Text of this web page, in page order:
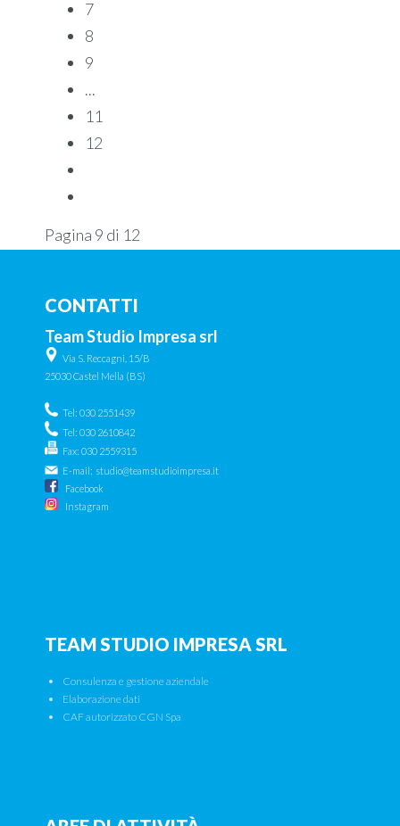
7
8
9
...
11
12
Pagina 9 di 12
CONTATTI
Team Studio Impresa srl
Via S. Reccagni, 15/B
25030 Castel Mella (BS)
Tel: 030 2551439
Tel: 030 2610842
Fax: 030 2559315
E-mail: studio@teamstudioimpresa.it
Facebook
Instagram
TEAM STUDIO IMPRESA SRL
Consulenza e gestione aziendale
Elaborazione dati
CAF autorizzato CGN Spa